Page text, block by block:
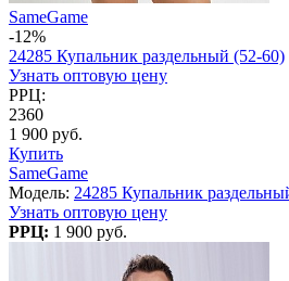
SameGame
-12%
24285 Купальник раздельный (52-60)
Узнать оптовую цену
РРЦ:
2360
1 900 руб.
Купить
SameGame
Модель: 24285 Купальник
Узнать оптовую цену
РРЦ: 1 900 руб.